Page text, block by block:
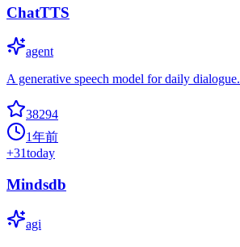
ChatTTS
agent
A generative speech model for daily dialogue.
38294
1年前
+31today
Mindsdb
agi